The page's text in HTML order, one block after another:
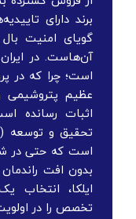
گویای امنیت
آن‌هاست. در ایران
است؛ چرا که در
عظیم پتروشیمی
اثبات رسانده
است که حتی در
بدون افت
ایلکا،
تخصص را در